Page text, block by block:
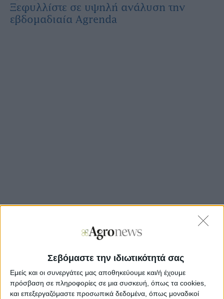
Σεβόμαστε την ιδιωτικότητά σας
Εμείς και οι συνεργάτες μας αποθηκεύουμε και/ή έχουμε
πρόσβαση σε πληροφορίες σε μια συσκευή, όπως τα cookies,
και επεξεργαζόμαστε προσωπικά δεδομένα, όπως μοναδικοί
Ξεφυλλίστε σε υψηλή ανάλυση την
εβδομαδιαία Agrenda
σοβαρά προβλήµατα, τουλάχιστον έτσι όπως είναι µέχρι
Όταν όµως το 2015, αποφασίστηκε να αναιρεθεί η
υποχρέωση ηλεκτρονικής υποβολής για τα πάντα, υπήρξε
προβληµατισµός, αν υπήρχαν και άλλοι λόγοι για την
αναίρεση αυτή. Π.χ. στο ηλεκτρονικό µισθωτήριο,
αποτυπώνεται η ηµεροµηνία σύνταξης, επιβάλλεται